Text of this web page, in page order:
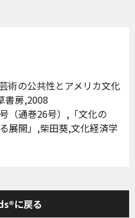
術の公共性とアメリカ文化
書房,2008
（通巻26号）,「文化の
展開」,柴田葵,文化経済学
に戻る